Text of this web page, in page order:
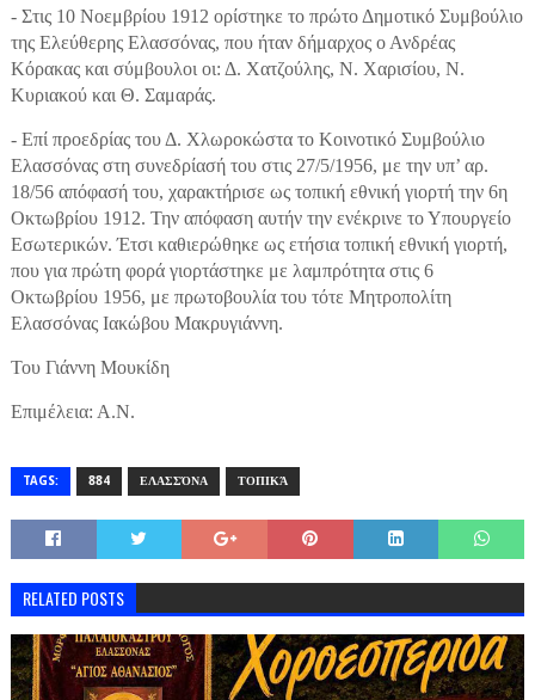
- Στις 10 Νοεμβρίου 1912 ορίστηκε το πρώτο Δημοτικό Συμβούλιο
της Ελεύθερης Ελασσόνας, που ήταν δήμαρχος ο Ανδρέας
Κόρακας και σύμβουλοι οι: Δ. Χατζούλης, Ν. Χαρισίου, Ν.
Κυριακού και Θ. Σαμαράς.
- Επί προεδρίας του Δ. Χλωροκώστα το Κοινοτικό Συμβούλιο
Ελασσόνας στη συνεδρίασή του στις 27/5/1956, με την υπ’ αρ.
18/56 απόφασή του, χαρακτήρισε ως τοπική εθνική γιορτή την 6η
Οκτωβρίου 1912. Την απόφαση αυτήν την ενέκρινε το Υπουργείο
Εσωτερικών. Έτσι καθιερώθηκε ως ετήσια τοπική εθνική γιορτή,
που για πρώτη φορά γιορτάστηκε με λαμπρότητα στις 6
Οκτωβρίου 1956, με πρωτοβουλία του τότε Μητροπολίτη
Ελασσόνας Ιακώβου Μακρυγιάννη.
Του Γιάννη Μουκίδη
Επιμέλεια: Α.Ν.
TAGS: 884 ΕΛΑΣΣΌΝΑ ΤΟΠΙΚΆ
RELATED POSTS